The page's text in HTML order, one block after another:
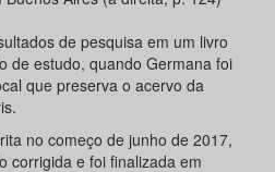
de pesquisa em um livro
de estudo, quando Germana foi
que preserva o acervo da
no começo de junho de 2017,
corrigida e foi finalizada em